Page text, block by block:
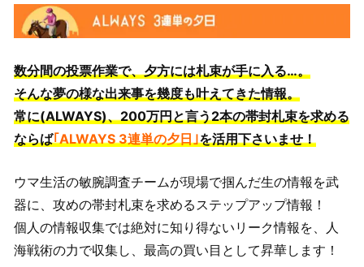
数分間の投票作業で、夕方には札束が手に入る…。
そんな夢の様な出来事を幾度も叶えてきた情報。
常に(ALWAYS)、200万円と言う2本の帯封札束を求める
ならば｢ALWAYS 3連単の夕日｣を活用下さいませ！
ウマ生活の敏腕調査チームが現場で掴んだ生の情報を武
器に、攻めの帯封札束を求めるステップアップ情報！
個人の情報収集では絶対に知り得ないリーク情報を、人
海戦術の力で収集し、最高の買い目として昇華します！